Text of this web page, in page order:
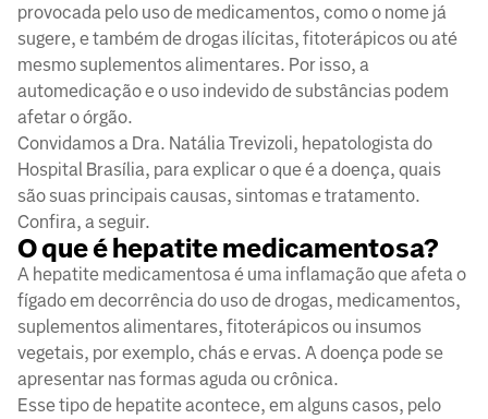
provocada pelo uso de medicamentos, como o nome já
sugere, e também de drogas ilícitas, fitoterápicos ou até
mesmo suplementos alimentares. Por isso, a
automedicação e o uso indevido de substâncias podem
afetar o órgão.
Convidamos a Dra. Natália Trevizoli, hepatologista do
Hospital Brasília, para explicar o que é a doença, quais
são suas principais causas, sintomas e tratamento.
Confira, a seguir.
O que é hepatite medicamentosa?
A hepatite medicamentosa é uma inflamação que afeta o
fígado em decorrência do uso de drogas, medicamentos,
suplementos alimentares, fitoterápicos ou insumos
vegetais, por exemplo, chás e ervas. A doença pode se
apresentar nas formas aguda ou crônica.
Esse tipo de hepatite acontece, em alguns casos, pelo